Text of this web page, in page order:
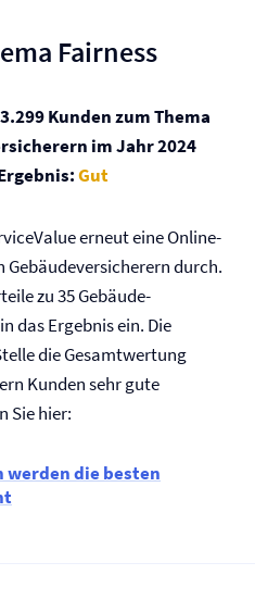
Fairness
Kunden zum Thema
im Jahr 2024
Gut
erneut eine Online-
Gebäude­versicherern durch.
zu 35 Gebäude­
das Ergebnis ein. Die
die Gesamtwertung
Kunden sehr gute
Sie hier:
werden die besten